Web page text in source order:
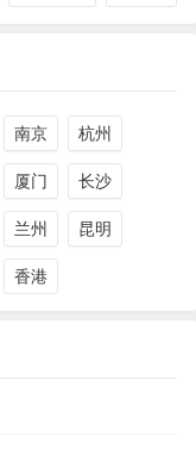
南京 杭州
厦门 长沙
兰州 昆明
香港